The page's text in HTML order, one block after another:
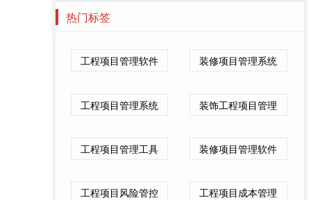
热门标签
工程项目管理软件 装修项目管理系统
工程项目管理系统 装饰工程项目管理
工程项目管理工具 装修项目管理软件
工程项目风险管控 工程项目成本管理